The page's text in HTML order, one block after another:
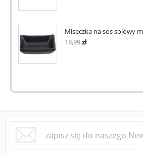
Miseczka na sos sojowy
18,99zł